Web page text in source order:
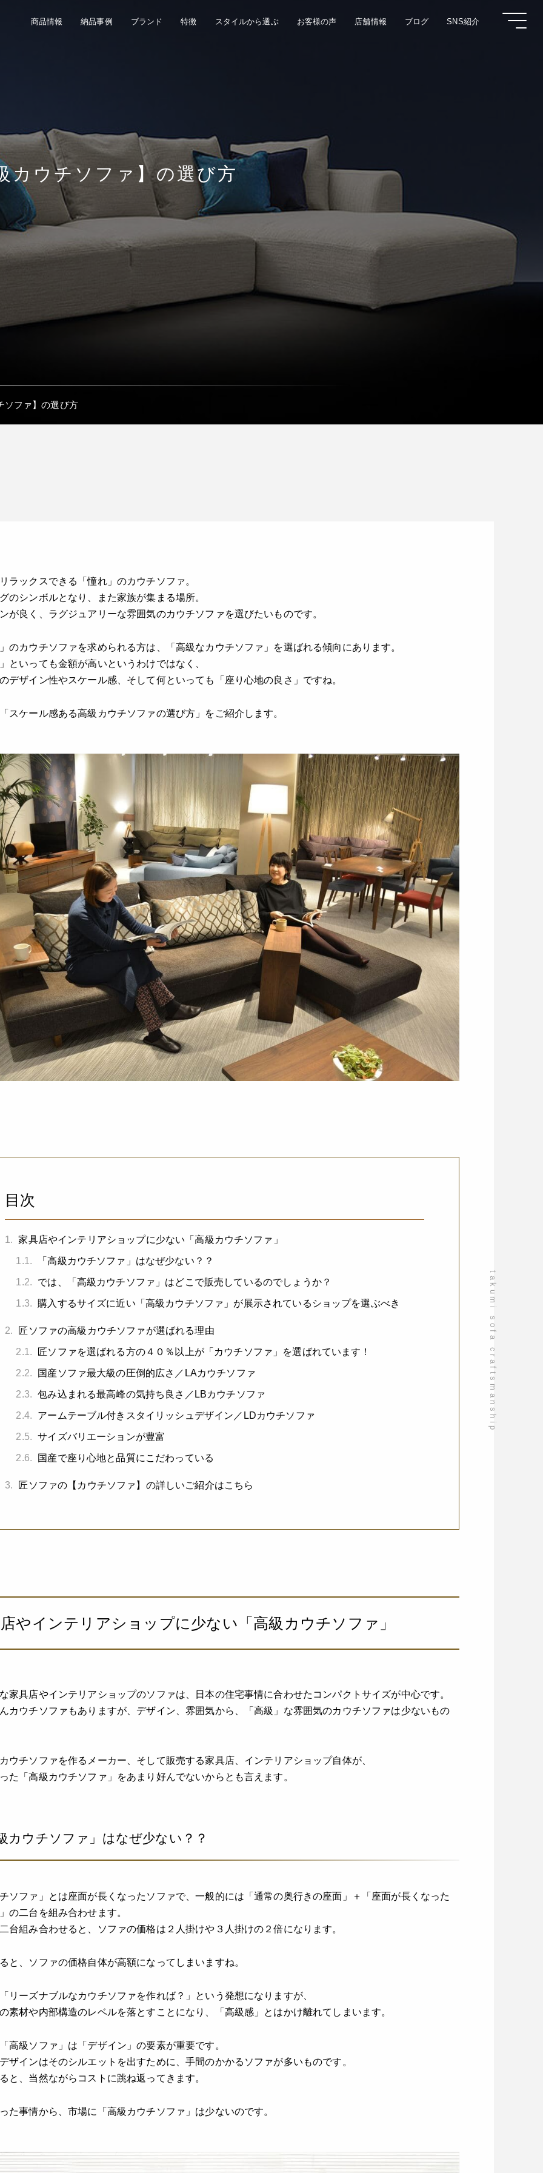
商品情報 納品事例 ブランド 特徴 スタイルから選ぶ お客様の声 店舗情報 ブログ SNS紹介
takumi sofa craftsmanship
カウチソファ】の選び方
ソファ】の選び方
ラックスできる「憧れ」のカウチソファ。
のシンボルとなり、また家族が集まる場所。
が良く、ラグジュアリーな雰囲気のカウチソファを選びたいものです。
のカウチソファを求められる方は、「高級なカウチソファ」を選ばれる傾向にあります。
といっても金額が高いというわけではなく、
デザイン性やスケール感、そして何といっても「座り心地の良さ」ですね。
スケール感ある高級カウチソファの選び方」をご紹介します。
目次
1. 家具店やインテリアショップに少ない「高級カウチソファ」
1.1. 「高級カウチソファ」はなぜ少ない？？
1.2. では、「高級カウチソファ」はどこで販売しているのでしょうか？
1.3. 購入するサイズに近い「高級カウチソファ」が展示されているショップを選ぶべき
2. 匠ソファの高級カウチソファが選ばれる理由
2.1. 匠ソファを選ばれる方の４０％以上が「カウチソファ」を選ばれています！
2.2. 国産ソファ最大級の圧倒的広さ／LAカウチソファ
2.3. 包み込まれる最高峰の気持ち良さ／LBカウチソファ
2.4. アームテーブル付きスタイリッシュデザイン／LDカウチソファ
2.5. サイズバリエーションが豊富
2.6. 国産で座り心地と品質にこだわっている
3. 匠ソファの【カウチソファ】の詳しいご紹介はこちら
やインテリアショップに少ない「高級カウチソファ」
家具店やインテリアショップのソファは、日本の住宅事情に合わせたコンパクトサイズが中心です。
カウチソファもありますが、デザイン、雰囲気から、「高級」な雰囲気のカウチソファは少ないもの
ウチソファを作るメーカー、そして販売する家具店、インテリアショップ自体が、
た「高級カウチソファ」をあまり好んでないからとも言えます。
カウチソファ」はなぜ少ない？？
ソファ」とは座面が長くなったソファで、一般的には「通常の奥行きの座面」＋「座面が長くなった
の二台を組み合わせます。
台組み合わせると、ソファの価格は２人掛けや３人掛けの２倍になります。
と、ソファの価格自体が高額になってしまいますね。
リーズナブルなカウチソファを作れば？」という発想になりますが、
素材や内部構造のレベルを落とすことになり、「高級感」とはかけ離れてしまいます。
高級ソファ」は「デザイン」の要素が重要です。
ザインはそのシルエットを出すために、手間のかかるソファが多いものです。
と、当然ながらコストに跳ね返ってきます。
た事情から、市場に「高級カウチソファ」は少ないのです。